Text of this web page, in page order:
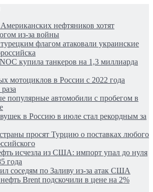
нефтяников хотят
из-за войны
флагом атаковали украинские
купила танкеров на 1,3 миллиарда
мотоциклов в России с 2022 года
популярные автомобили с пробегом в
в Россию в июле стал рекордным за
просят Турцию о поставках любого
исчезла из США: импорт упал до нуля
года
соседям по Заливу из-за атак США
Brent подскочили в цене на 2%